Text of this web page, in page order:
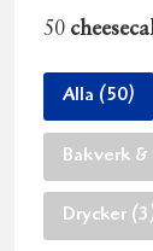
50
Alla (50)
Bakverk
Drycker